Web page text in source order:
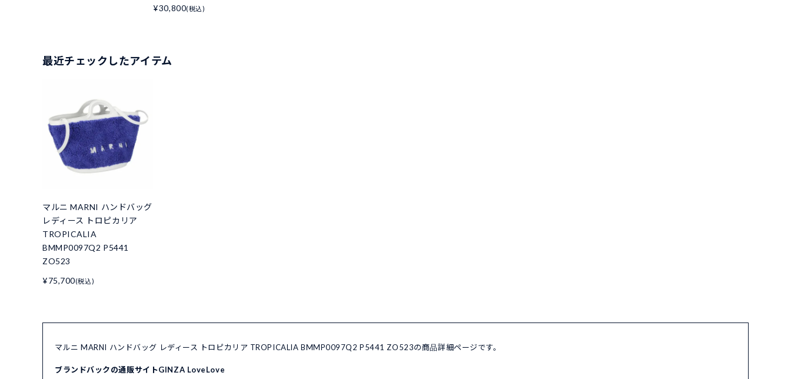
¥30,800(税込)
最近チェックしたアイテム
マルニ MARNI ハンドバッグ
レディース トロピカリア
TROPICALIA
BMMP0097Q2 P5441
ZO523
¥75,700(税込)
マルニ MARNI ハンドバッグ レディース トロピカリア TROPICALIA BMMP0097Q2 P5441 ZO523の商品詳細ページです。
ブランドバックの通販サイトGINZA LoveLove